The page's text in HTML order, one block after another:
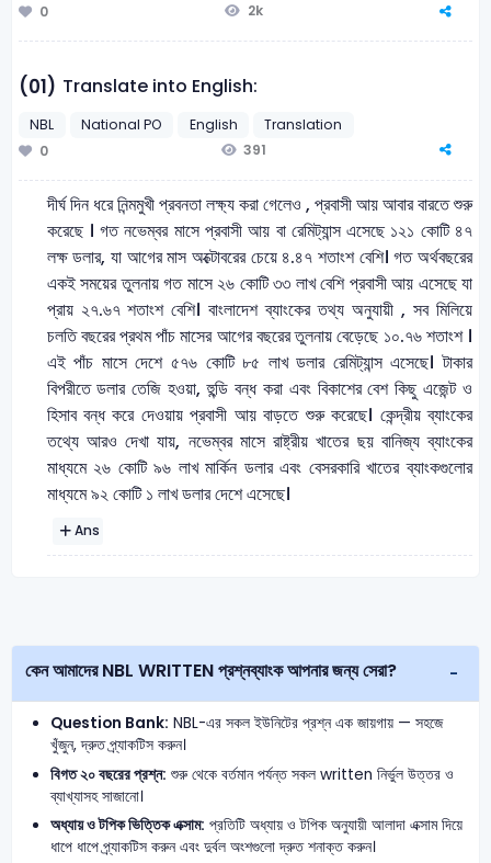
0
2k
(01) Translate into English:
NBL National PO English
Translation
0
391
দীর্ঘ দিন ধরে নিন্মমুখী প্রবনতা লক্ষ্য করা গেলেও , প্রবাসী আয় আবার বারতে শুরু
করেছে । গত নভেম্বর মাসে প্রবাসী আয় বা রেমিট্যান্স এসেছে ১২১ কোটি ৪৭
লক্ষ ডলার, যা আগের মাস অক্টোবরের চেয়ে ৪.৪৭ শতাংশ বেশি। গত অর্থবছরের
একই সময়ের তুলনায় গত মাসে ২৬ কোটি ৩৩ লাখ বেশি প্রবাসী আয় এসেছে যা
প্রায় ২৭.৬৭ শতাংশ বেশি। বাংলাদেশ ব্যাংকের তথ্য অনুযায়ী , সব মিলিয়ে
চলতি বছরের প্রথম পাঁচ মাসের আগের বছরের তুলনায় বেড়েছে ১০.৭৬ শতাংশ ।
এই পাঁচ মাসে দেশে ৫৭৬ কোটি ৮৫ লাখ ডলার রেমিট্যান্স এসেছে। টাকার
বিপরীতে ডলার তেজি হওয়া, হুন্ডি বন্ধ করা এবং বিকাশের বেশ কিছু এজেন্ট ও
হিসাব বন্ধ করে দেওয়ায় প্রবাসী আয় বাড়তে শুরু করেছে। কেন্দ্রীয় ব্যাংকের
তথ্যে আরও দেখা যায়, নভেম্বর মাসে রাষ্ট্রীয় খাতের ছয় বানিজ্য ব্যাংকের
মাধ্যমে ২৬ কোটি ৯৬ লাখ মার্কিন ডলার এবং বেসরকারি খাতের ব্যাংকগুলোর
মাধ্যমে ৯২ কোটি ১ লাখ ডলার দেশে এসেছে।
Ans
কেন আমাদের NBL WRITTEN প্রশ্নব্যাংক আপনার জন্য সেরা?
Question Bank: NBL-এর সকল ইউনিটের প্রশ্ন এক জায়গায় — সহজে
খুঁজুন, দ্রুত প্র্যাকটিস করুন।
বিগত ২০ বছরের প্রশ্ন: শুরু থেকে বর্তমান পর্যন্ত সকল written নির্ভুল উত্তর ও
ব্যাখ্যাসহ সাজানো।
অধ্যায় ও টপিক ভিত্তিক এক্সাম: প্রতিটি অধ্যায় ও টপিক অনুযায়ী আলাদা এক্সাম দিয়ে
ধাপে ধাপে প্র্যাকটিস করুন এবং দুর্বল অংশগুলো দ্রুত শনাক্ত করুন।